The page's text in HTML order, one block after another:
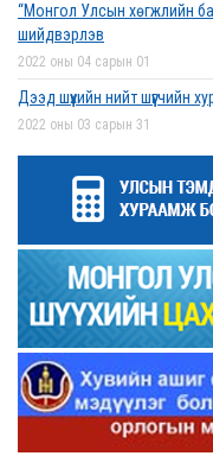
“Монгол Улсын хөгжлийн
шийдвэрлэв
2022 оны 04 сарын 01
Дээд шүүхийн нийт шүүгчийн
2022 оны 03 сарын 31
Нээлттэй ажлын байрны
2022 оны 03 сарын 31
Д.Гүрсоронз нарт
хэлэлцүүлэхээс татгалзав
2022 оны 03 сарын 30
Дээд шүүхийн нийт шүүгчийн
Сургалтын хөтөлбөрийн
2022 оны 03 сарын 17
Монгол Улсын дээд